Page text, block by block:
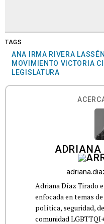
TAGS
ANA IRMA RIVERA LASSÉN
MOVIMIENTO VICTORIA
LEGISLATURA
Adriana Díaz Tirado
enfocada en temas
política, seguridad,
comunidad